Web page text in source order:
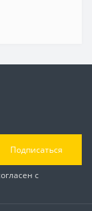
Подписаться
с